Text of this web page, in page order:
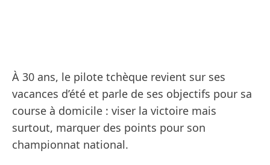
À 30 ans, le pilote tchèque revient sur ses
vacances d’été et parle de ses objectifs pour sa
course à domicile : viser la victoire mais
surtout, marquer des points pour son
championnat national.